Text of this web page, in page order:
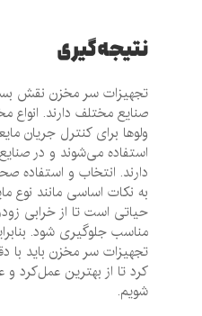
نتیجه گیری
تجهیزات سر مخزن نقش بسیار
صنایع مختلف دارند. انواع
ولوها برای کنترل جریان مایعات
استفاده می‌شوند و در صنایع
دارند. انتخاب و استفاده صحیح
به نکات اساسی مانند نوع مایع و
حیاتی است تا از خرابی زودرس و
مناسب جلوگیری شود. بنابراین،
تجهیزات سر مخزن باید با دقت
کرد تا از بهترین عمل‌کرد و عمر